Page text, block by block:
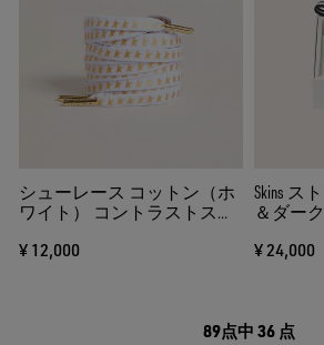
シューレース コットン（ホ
ワイト） コントラストスタ
¥ 12,000
Skins ス
＆ダー
¥ 24,000
89点中 36 点